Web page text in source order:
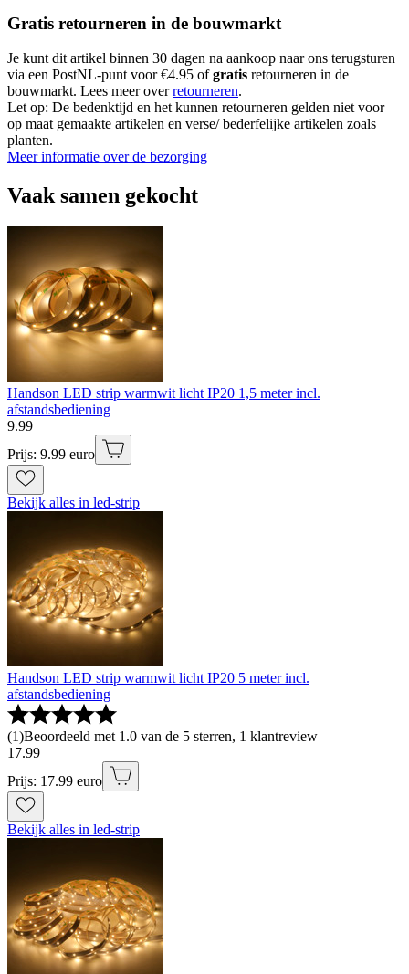
Gratis retourneren in de bouwmarkt
Je kunt dit artikel binnen 30 dagen na aankoop naar ons terugsturen
via een PostNL-punt voor €4.95 ofgratis retourneren in de
bouwmarkt. Lees meer overretourneren.
Let op: De bedenktijd en het kunnen retourneren gelden niet voor
op maat gemaakte artikelen en verse/ bederfelijke artikelen zoals
planten.
Meer informatie over de bezorging
Vaak samen gekocht
Handson LED strip warmwit licht IP20 1,5 meter incl.
afstandsbediening
9.99
Prijs: 9.99 euro
Bekijk alles in led-strip
Handson LED strip warmwit licht IP20 5 meter incl.
afstandsbediening
(1)Beoordeeld met 1.0 van de 5 sterren, 1 klantreview
17.99
Prijs: 17.99 euro
Bekijk alles in led-strip